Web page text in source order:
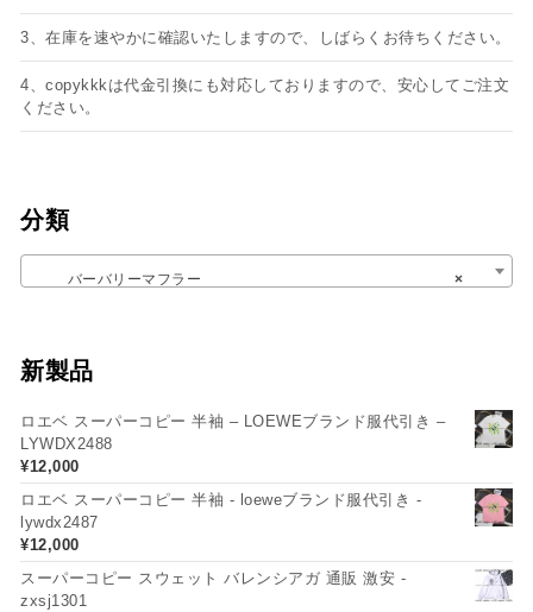
3、在庫を速やかに確認いたしますので、しばらくお待ちください。
4、copykkkは代金引換にも対応しておりますので、安心してご注文
ください。
分類
×
バーバリーマフラー
新製品
ロエベ スーパーコピー 半袖 – LOEWEブランド服代引き –
LYWDX2488
¥12,000
ロエベ スーパーコピー 半袖 - loeweブランド服代引き -
lywdx2487
¥12,000
スーパーコピー スウェット バレンシアガ 通販 激安 -
zxsj1301